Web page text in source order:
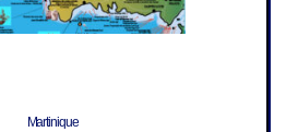
Martinique